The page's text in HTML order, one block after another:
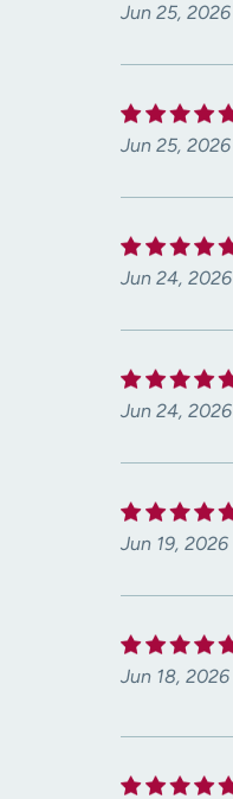
Jun 25, 2026
Jun 25, 2026
Jun 24, 2026
Jun 24, 2026
Jun 19, 2026
Jun 18, 2026